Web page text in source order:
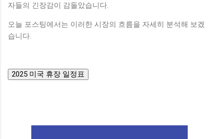
자들의 긴장감이 감돌았습니다.
오늘 포스팅에서는 이러한 시장의 흐름을 자세히 분석해 보겠
습니다.
2025 미국 휴장 일정표